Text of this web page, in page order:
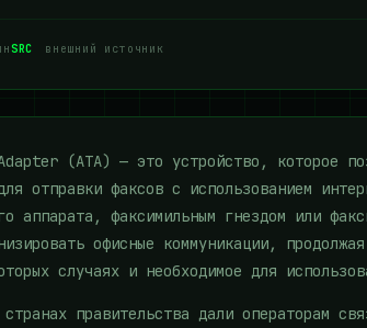
SRC внешний источник
(ATA) — это устройство, которое
отправки факсов с использованием
аппарата, факсимильным гнездом или
офисные коммуникации,
случаях и необходимое для
правительства дали операторам